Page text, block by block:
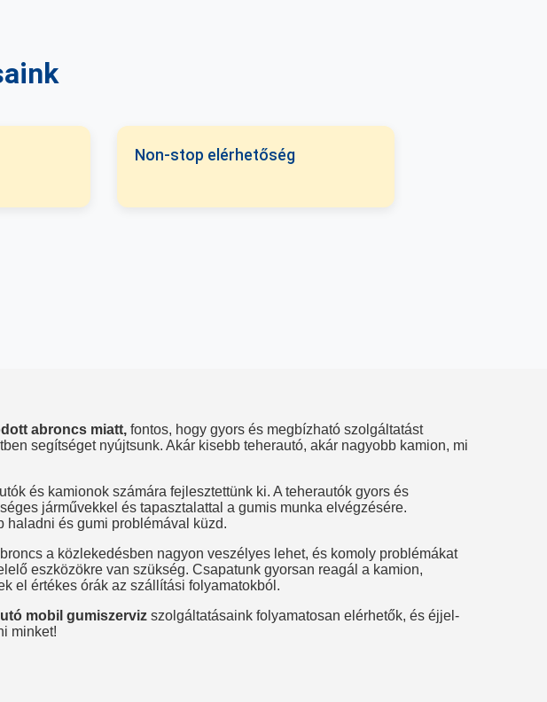
Non-stop elérhetőség
abroncs miatt, fontos, hogy gyors és megbízható szolgáltatást
segítséget nyújtsunk. Akár kisebb teherautó, akár nagyobb kamion, mi
és kamionok számára fejlesztettünk ki. A teherautók gyors és
járművekkel és tapasztalattal a gumis munka elvégzésére.
haladni és gumi problémával küzd.
a közlekedésben nagyon veszélyes lehet, és komoly problémákat
eszközökre van szükség. Csapatunk gyorsan reagál a kamion,
el értékes órák az szállítási folyamatokból.
mobil gumiszerviz szolgáltatásaink folyamatosan elérhetők, és éjjel-
minket!